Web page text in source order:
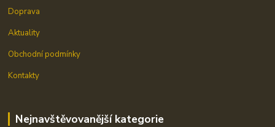
Doprava
Aktuality
Obchodní podmínky
Kontakty
Nejnavštěvovanější kategorie